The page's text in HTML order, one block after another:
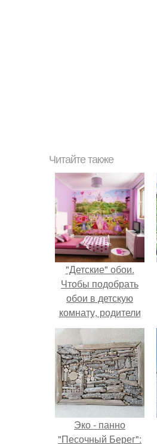
Читайте также
"Детские" обои.
Чтобы подобрать
обои в детскую
комнату, родители
решают сразу
несколько задач,
зачастую
противоречащих
друг другу.
Эко - панно
"Песочный Берег":